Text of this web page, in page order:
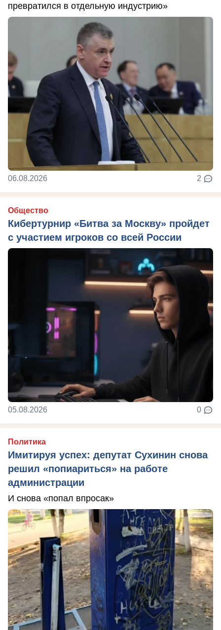
превратился в отдельную индустрию»
06.08.2026 2
Общество
Кибертурнир «Битва за Москву» пройдет
с участием игроков со всей России
05.08.2026 0
Политика
Имитируя успех: депутат Сухинин снова
решил «попиариться» на работе
администрации
И снова «попал впросак»